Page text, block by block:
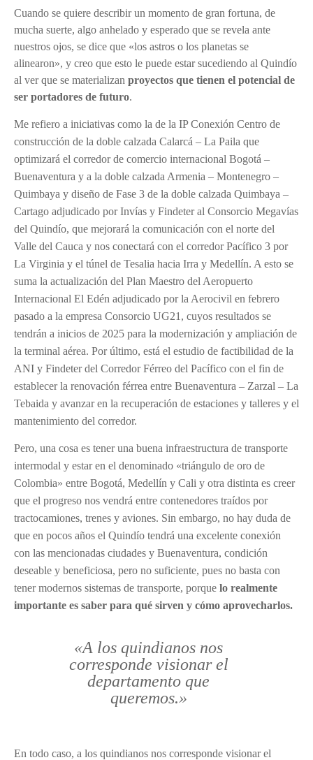
Cuando se quiere describir un momento de gran fortuna, de
mucha suerte, algo anhelado y esperado que se revela ante
nuestros ojos, se dice que «los astros o los planetas se
alinearon», y creo que esto le puede estar sucediendo al Quindío
al ver que se materializan proyectos que tienen el potencial de
ser portadores de futuro.
Me refiero a iniciativas como la de la IP Conexión Centro de
construcción de la doble calzada Calarcá – La Paila que
optimizará el corredor de comercio internacional Bogotá –
Buenaventura y a la doble calzada Armenia – Montenegro –
Quimbaya y diseño de Fase 3 de la doble calzada Quimbaya –
Cartago adjudicado por Invías y Findeter al Consorcio Megavías
del Quindío, que mejorará la comunicación con el norte del
Valle del Cauca y nos conectará con el corredor Pacífico 3 por
La Virginia y el túnel de Tesalia hacia Irra y Medellín. A esto se
suma la actualización del Plan Maestro del Aeropuerto
Internacional El Edén adjudicado por la Aerocivil en febrero
pasado a la empresa Consorcio UG21, cuyos resultados se
tendrán a inicios de 2025 para la modernización y ampliación de
la terminal aérea. Por último, está el estudio de factibilidad de la
ANI y Findeter del Corredor Férreo del Pacífico con el fin de
establecer la renovación férrea entre Buenaventura – Zarzal – La
Tebaida y avanzar en la recuperación de estaciones y talleres y el
mantenimiento del corredor.
Pero, una cosa es tener una buena infraestructura de transporte
intermodal y estar en el denominado «triángulo de oro de
Colombia» entre Bogotá, Medellín y Cali y otra distinta es creer
que el progreso nos vendrá entre contenedores traídos por
tractocamiones, trenes y aviones. Sin embargo, no hay duda de
que en pocos años el Quindío tendrá una excelente conexión
con las mencionadas ciudades y Buenaventura, condición
deseable y beneficiosa, pero no suficiente, pues no basta con
tener modernos sistemas de transporte, porque lo realmente
importante es saber para qué sirven y cómo aprovecharlos.
«A los quindianos nos
corresponde visionar el
departamento que
queremos.»
En todo caso, a los quindianos nos corresponde visionar el